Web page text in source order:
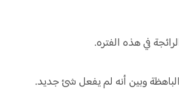
في هذه الفتره.
وبين أنه لم يفعل شئ جديد.